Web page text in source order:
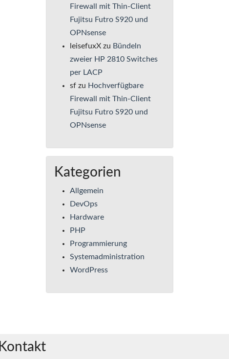
Firewall mit Thin-Client
Fujitsu Futro S920 und
OPNsense
leisefuxX zu Bündeln
zweier HP 2810 Switches
per LACP
sf zu Hochverfügbare
Firewall mit Thin-Client
Fujitsu Futro S920 und
OPNsense
Kategorien
Allgemein
DevOps
Hardware
PHP
Programmierung
Systemadministration
WordPress
Kontakt